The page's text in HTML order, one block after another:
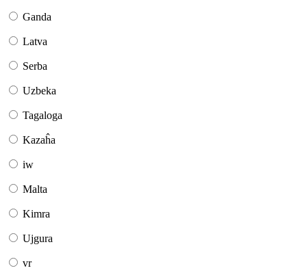
Ganda
Latva
Serba
Uzbeka
Tagaloga
Kazaĥa
iw
Malta
Kimra
Ujgura
vr